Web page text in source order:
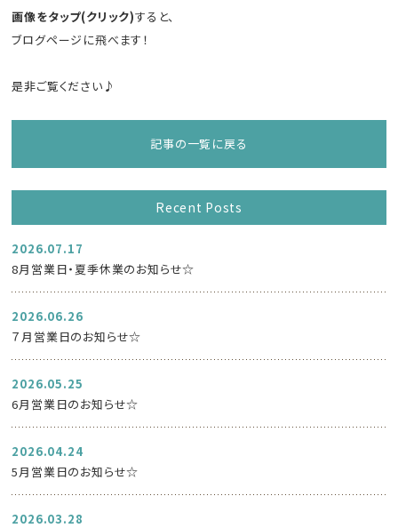
画像をタップ(クリック)すると、
ブログページに飛べます！
是非ご覧ください♪
記事の一覧に戻る
Recent Posts
2026.07.17
8月営業日・夏季休業のお知らせ☆
2026.06.26
７月営業日のお知らせ☆
2026.05.25
6月営業日のお知らせ☆
2026.04.24
5月営業日のお知らせ☆
2026.03.28